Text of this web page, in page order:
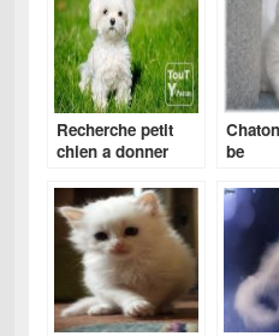
Recherche petit
chien a donner
be